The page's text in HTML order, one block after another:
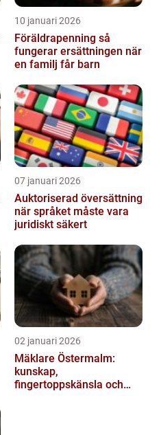
10 januari 2026
Föräldrapenning så
fungerar ersättningen när
en familj får barn
07 januari 2026
Auktoriserad översättning
när språket måste vara
juridiskt säkert
02 januari 2026
Mäklare Östermalm:
kunskap,
fingertoppskänsla och